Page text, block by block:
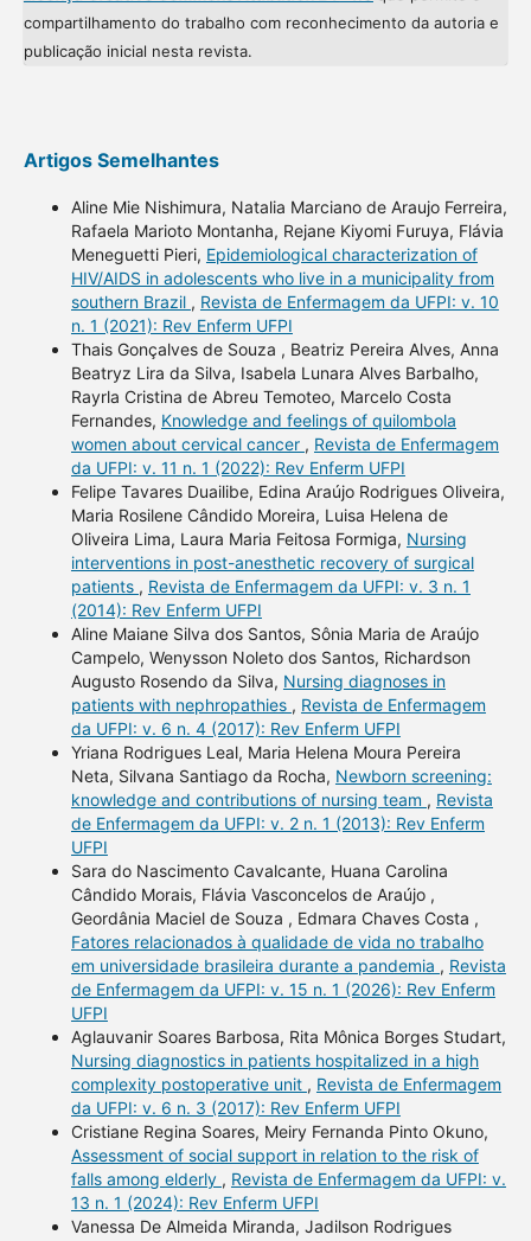
compartilhamento do trabalho com reconhecimento da autoria e
publicação inicial nesta revista.
Artigos Semelhantes
Aline Mie Nishimura, Natalia Marciano de Araujo Ferreira,
Rafaela Marioto Montanha, Rejane Kiyomi Furuya, Flávia
Meneguetti Pieri, Epidemiological characterization of
HIV/AIDS in adolescents who live in a municipality from
southern Brazil , Revista de Enfermagem da UFPI: v. 10
n. 1 (2021): Rev Enferm UFPI
Thais Gonçalves de Souza , Beatriz Pereira Alves, Anna
Beatryz Lira da Silva, Isabela Lunara Alves Barbalho,
Rayrla Cristina de Abreu Temoteo, Marcelo Costa
Fernandes, Knowledge and feelings of quilombola
women about cervical cancer , Revista de Enfermagem
da UFPI: v. 11 n. 1 (2022): Rev Enferm UFPI
Felipe Tavares Duailibe, Edina Araújo Rodrigues Oliveira,
Maria Rosilene Cândido Moreira, Luisa Helena de
Oliveira Lima, Laura Maria Feitosa Formiga, Nursing
interventions in post-anesthetic recovery of surgical
patients , Revista de Enfermagem da UFPI: v. 3 n. 1
(2014): Rev Enferm UFPI
Aline Maiane Silva dos Santos, Sônia Maria de Araújo
Campelo, Wenysson Noleto dos Santos, Richardson
Augusto Rosendo da Silva, Nursing diagnoses in
patients with nephropathies , Revista de Enfermagem
da UFPI: v. 6 n. 4 (2017): Rev Enferm UFPI
Yriana Rodrigues Leal, Maria Helena Moura Pereira
Neta, Silvana Santiago da Rocha, Newborn screening:
knowledge and contributions of nursing team , Revista
de Enfermagem da UFPI: v. 2 n. 1 (2013): Rev Enferm
UFPI
Sara do Nascimento Cavalcante, Huana Carolina
Cândido Morais, Flávia Vasconcelos de Araújo ,
Geordânia Maciel de Souza , Edmara Chaves Costa ,
Fatores relacionados à qualidade de vida no trabalho
em universidade brasileira durante a pandemia , Revista
de Enfermagem da UFPI: v. 15 n. 1 (2026): Rev Enferm
UFPI
Aglauvanir Soares Barbosa, Rita Mônica Borges Studart,
Nursing diagnostics in patients hospitalized in a high
complexity postoperative unit , Revista de Enfermagem
da UFPI: v. 6 n. 3 (2017): Rev Enferm UFPI
Cristiane Regina Soares, Meiry Fernanda Pinto Okuno,
Assessment of social support in relation to the risk of
falls among elderly , Revista de Enfermagem da UFPI: v.
13 n. 1 (2024): Rev Enferm UFPI
Vanessa De Almeida Miranda, Jadilson Rodrigues